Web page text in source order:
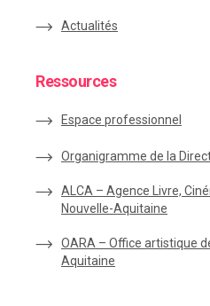
Actualités
Ressources
Espace professionnel
Organigramme de la
ALCA – Agence Livre,
Nouvelle-Aquitaine
OARA – Office artistique
Aquitaine